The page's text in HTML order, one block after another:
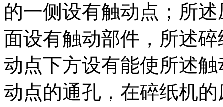
的一侧设有触动点；所
面设有触动部件，所述
动点下方设有能使所述
动点的通孔，在碎纸机